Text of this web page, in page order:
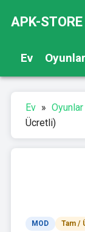
APK-STORE
Ev Oyunlar
Ev » Oyunlar
Ücretli)
MOD Tam /